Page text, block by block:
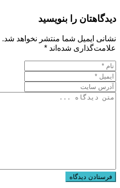
دیدگاهتان را بنویسید
نشانی ایمیل شما منتشر نخواهد شد.
علامت‌گذاری شده‌اند *